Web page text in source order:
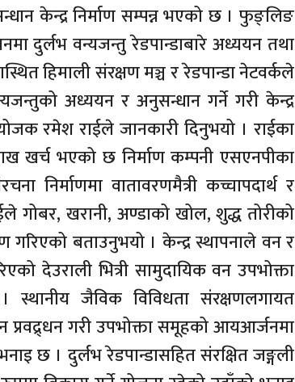
केन्द्र निर्माण सम्पन्न भएको छ । फुङ्लिङ
दुर्लभ वन्यजन्तु रेडपान्डाबारे अध्ययन तथा
हिमाली संरक्षण मञ्च र रेडपान्डा नेटवर्कले
अध्ययन र अनुसन्धान गर्ने गरी केन्द्र
रमेश राईले जानकारी दिनुभयो । राईका
खर्च भएको छ निर्माण कम्पनी एसएनपीका
निर्माणमा वातावरणमैत्री कच्चापदार्थ र
गोबर, खरानी, अण्डाको खोल, शुद्ध तोरीको
गरिएको बताउनुभयो । केन्द्र स्थापनाले वन र
देउराली भित्री सामुदायिक वन उपभोक्ता
स्थानीय जैविक विविधता संरक्षणलगायत
प्रवद्र्धन गरी उपभोक्ता समूहको आयआर्जनमा
छ । दुर्लभ रेडपान्डासहित संरक्षित जङ्गली